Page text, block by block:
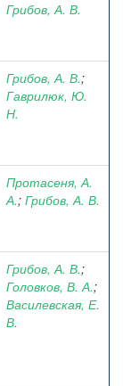
Грибов, А. В.
Грибов, А. В.;
Гаврилюк, Ю.
Н.
Протасеня, А.
А.; Грибов, А. В.
Грибов, А. В.;
Головков, В. А.;
Василевская, Е.
В.